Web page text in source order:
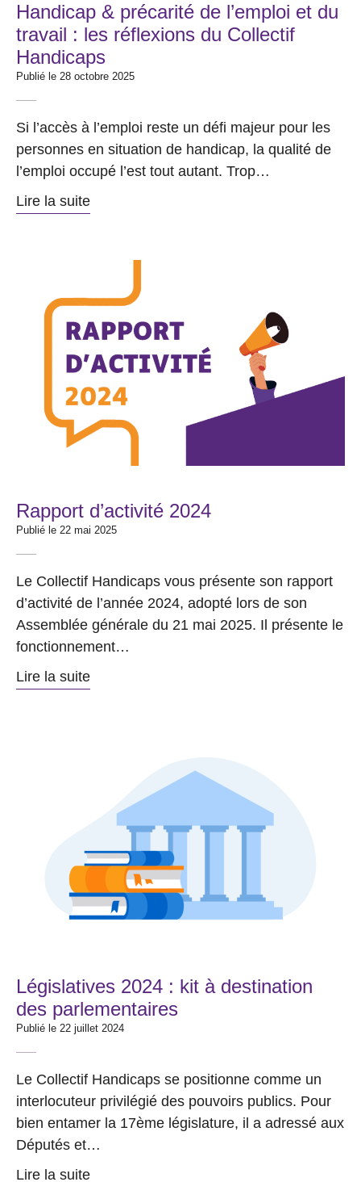
Handicap & précarité de l’emploi et du
travail : les réflexions du Collectif
Handicaps
Publié le 28 octobre 2025
Si l’accès à l’emploi reste un défi majeur pour les
personnes en situation de handicap, la qualité de
l’emploi occupé l’est tout autant. Trop…
Lire la suite
Rapport d’activité 2024
Publié le 22 mai 2025
Le Collectif Handicaps vous présente son rapport
d’activité de l’année 2024, adopté lors de son
Assemblée générale du 21 mai 2025. Il présente le
fonctionnement…
Lire la suite
Législatives 2024 : kit à destination
des parlementaires
Publié le 22 juillet 2024
Le Collectif Handicaps se positionne comme un
interlocuteur privilégié des pouvoirs publics. Pour
bien entamer la 17ème législature, il a adressé aux
Députés et…
Lire la suite